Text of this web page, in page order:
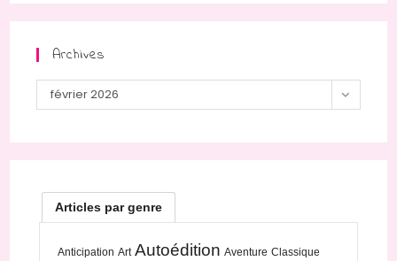
Archives
Archives
février 2026
Articles par genre
Anticipation Art Autoédition Aventure Classique